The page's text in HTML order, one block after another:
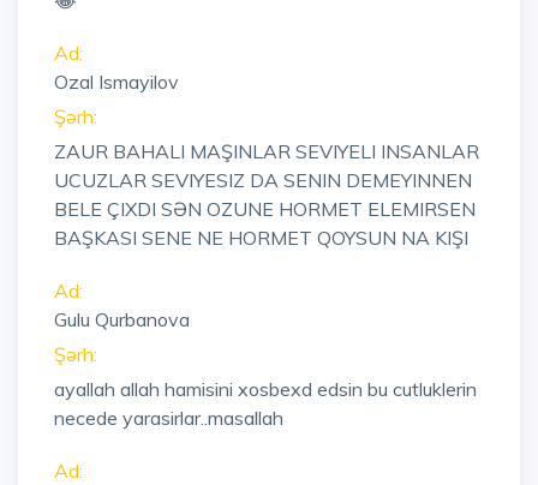
Ad:
Ozal Ismayilov
Şərh:
ZAUR BAHALI MAŞINLAR SEVIYELI INSANLAR
UCUZLAR SEVIYESIZ DA SENIN DEMEYINNEN
BELE ÇIXDI SƏN OZUNE HORMET ELEMIRSEN
BAŞKASI SENE NE HORMET QOYSUN NA KIŞI
Ad:
Gulu Qurbanova
Şərh:
ayallah allah hamisini xosbexd edsin bu cutluklerin
necede yarasirlar..masallah
Ad: